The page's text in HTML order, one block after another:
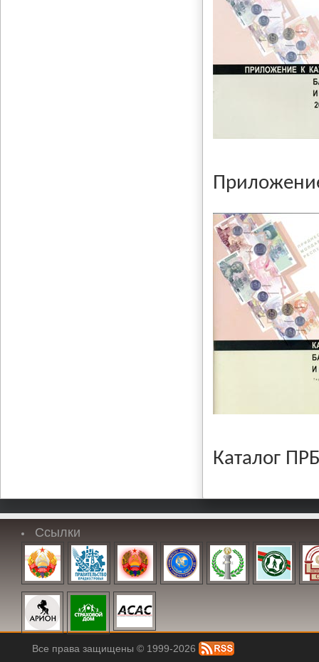
Каталог
Ссылки
Все права защищены © 1999-2026